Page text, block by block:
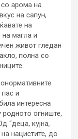
со арома на
на сапун,
на
магла и
живот гледан
полна со
и
интересна
огниште,
“деца, кујна,
нацистите, до